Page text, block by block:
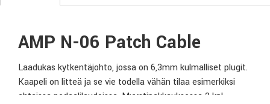
AMP N-06 Patch Cable
Laadukas kytkentäjohto, jossa on 6,3mm kulmalliset plugit.
Kaapeli on litteä ja se vie todella vähän tilaa esimerkiksi
ahtaissa pedaalilaudoissa. Myyntipakkauksessa 2 kpl